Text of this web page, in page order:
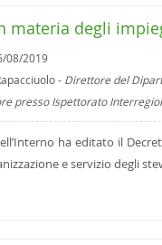
materia degli
08/2019
- Direttore del
presso Ispettorato
ha editato il
e servizio degli